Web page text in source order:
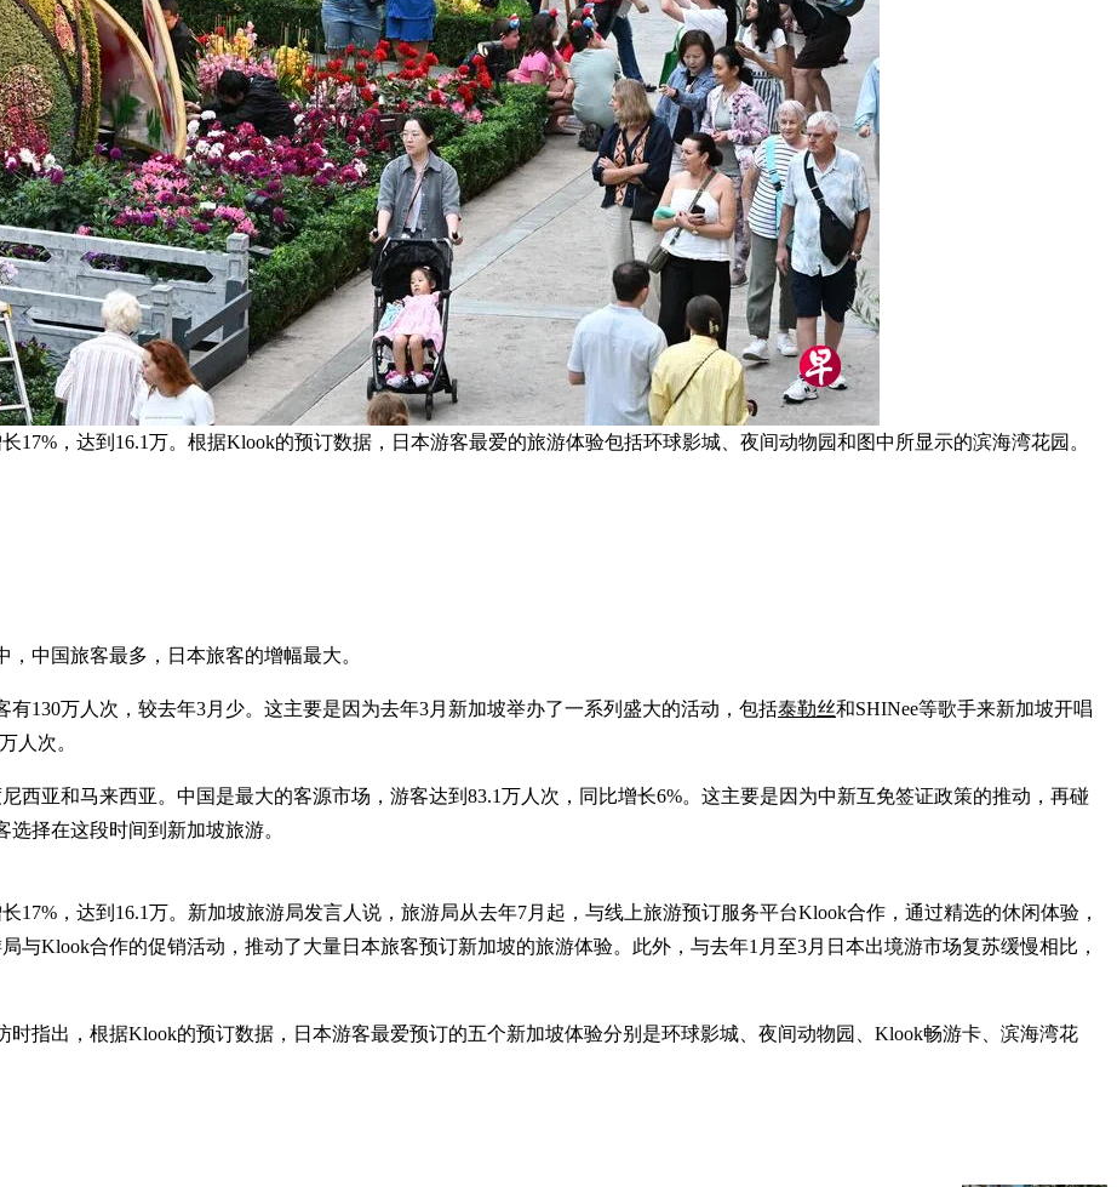
17%，达到16.1万。根据Klook的预订数据，日本游客最爱的旅游体验包括环球影城、夜间动物园和图中所显示的滨海湾花园。
中国旅客最多，日本旅客的增幅最大。
有130万人次，较去年3月少。这主要是因为去年3月新加坡举办了一系列盛大的活动，包括泰勒丝和SHINee等歌手来新加坡开唱
人次。
西亚和马来西亚。中国是最大的客源市场，游客达到83.1万人次，同比增长6%。这主要是因为中新互免签证政策的推动，再碰
择在这段时间到新加坡旅游。
17%，达到16.1万。新加坡旅游局发言人说，旅游局从去年7月起，与线上旅游预订服务平台Klook合作，通过精选的休闲体验，
与Klook合作的促销活动，推动了大量日本旅客预订新加坡的旅游体验。此外，与去年1月至3月日本出境游市场复苏缓慢相比，
指出，根据Klook的预订数据，日本游客最爱预订的五个新加坡体验分别是环球影城、夜间动物园、Klook畅游卡、滨海湾花